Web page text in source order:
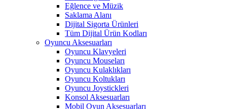
Eğlence ve Müzik
Saklama Alanı
Dijital Sigorta Ürünleri
Tüm Dijital Ürün Kodları
Oyuncu Aksesuarları
Oyuncu Klavyeleri
Oyuncu Mouseları
Oyuncu Kulaklıkları
Oyuncu Koltukları
Oyuncu Joystickleri
Konsol Aksesuarları
Mobil Oyun Aksesuarları